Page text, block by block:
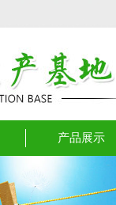
产品展示